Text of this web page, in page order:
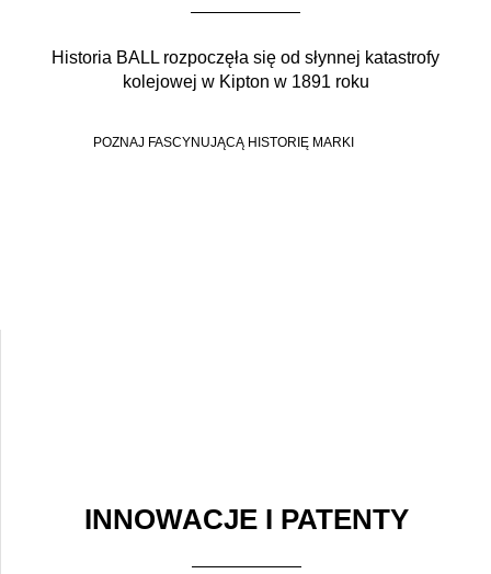
Historia BALL rozpoczęła się od słynnej katastrofy
kolejowej w Kipton w 1891 roku
POZNAJ FASCYNUJĄCĄ HISTORIĘ MARKI
INNOWACJE I PATENTY